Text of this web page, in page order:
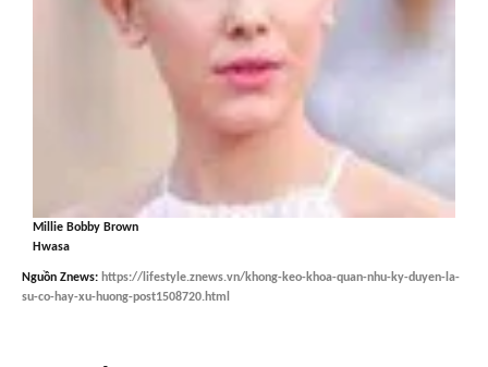
Millie Bobby Brown
Hwasa
Nguồn Znews: https://lifestyle.znews.vn/khong-keo-khoa-quan-nhu-ky-duyen-la-
su-co-hay-xu-huong-post1508720.html